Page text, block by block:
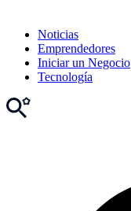
Noticias
Emprendedores
Iniciar un Negocio
Tecnología